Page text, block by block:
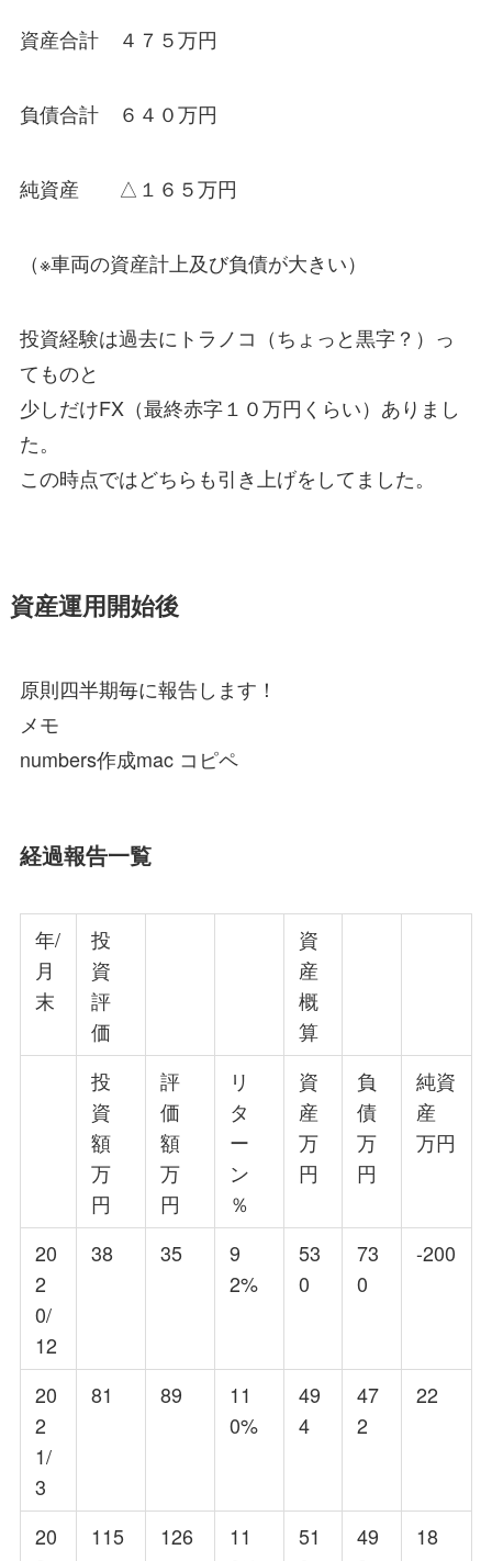
資産合計 ４７５万円
負債合計 ６４０万円
純資産 △１６５万円
（※車両の資産計上及び負債が大きい）
投資経験は過去にトラノコ（ちょっと黒字？）っ
てものと
少しだけFX（最終赤字１０万円くらい）ありまし
た。
この時点ではどちらも引き上げをしてました。
資産運用開始後
原則四半期毎に報告します！
メモ
numbers作成mac コピペ
経過報告一覧
年/
月
末
投
資
評
価
資
産
概
算
投
資
額
万
円
評
価
額
万
円
リ
タ
ー
ン
％
資
産
万
円
負
債
万
円
純資
産
万円
20
2
0/
12
38 35
9
2%
53
0
73
0
-200
20
2
1/
3
81 89
11
0%
49
4
47
2
22
20
115 126
11
51
49
18